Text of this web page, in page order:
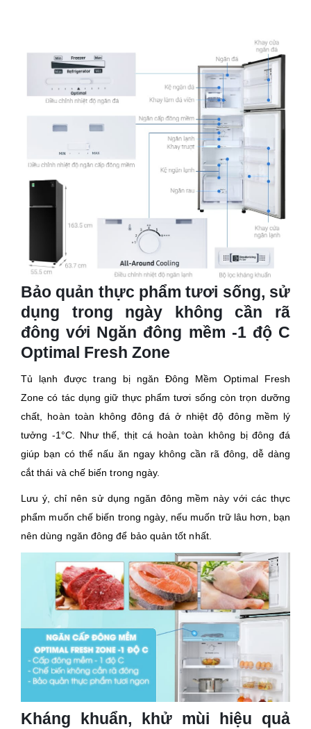
Bảo quản thực phẩm tươi sống, sử
dụng trong ngày không cần rã
đông với Ngăn đông mềm -1 độ C
Optimal Fresh Zone
Tủ lạnh được trang bị ngăn Đông Mềm Optimal Fresh
Zone có tác dụng giữ thực phẩm tươi sống còn trọn dưỡng
chất, hoàn toàn không đông đá ở nhiệt độ đông mềm lý
tưởng -1°C. Như thế, thịt cá hoàn toàn không bị đông đá
giúp bạn có thể nấu ăn ngay không cần rã đông, dễ dàng
cắt thái và chế biến trong ngày.
Lưu ý, chỉ nên sử dụng ngăn đông mềm này với các thực
phẩm muốn chế biến trong ngày, nếu muốn trữ lâu hơn, bạn
nên dùng ngăn đông để bảo quản tốt nhất.
Kháng khuẩn, khử mùi hiệu quả